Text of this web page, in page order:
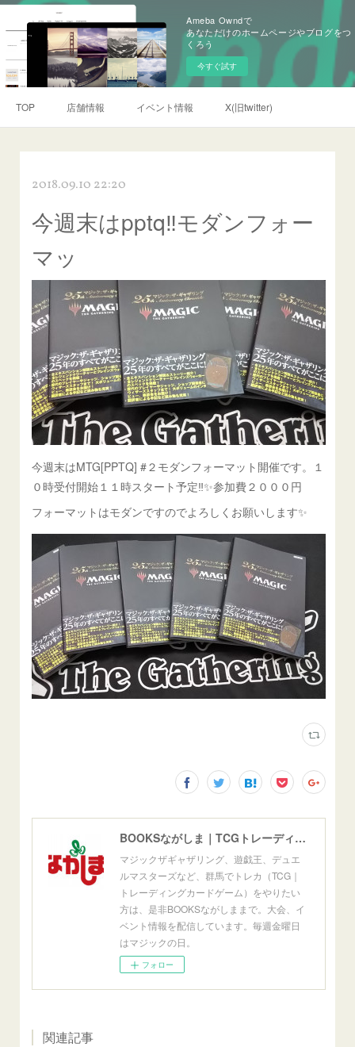
Ameba Owndで
あなただけのホームページやブログをつ
くろう
今すぐ試す
TOP 店舗情報 イベント情報 X(旧twitter)
2018.09.10 22:20
今週末はpptq‼️モダンフォー
マッ
今週末はMTG[PPTQ] #２モダンフォーマット開催です。１
０時受付開始１１時スタート予定‼️✨参加費２０００円
フォーマットはモダンですのでよろしくお願いします✨
BOOKSながしま｜TCGトレーディングカードゲーム群馬県高崎市
マジックザギャザリング、遊戯王、デュエ
ルマスターズなど、群馬でトレカ（TCG｜
トレーディングカードゲーム）をやりたい
方は、是非BOOKSながしままで。大会、イ
ベント情報を配信しています。毎週金曜日
はマジックの日。
フォロー
関連記事